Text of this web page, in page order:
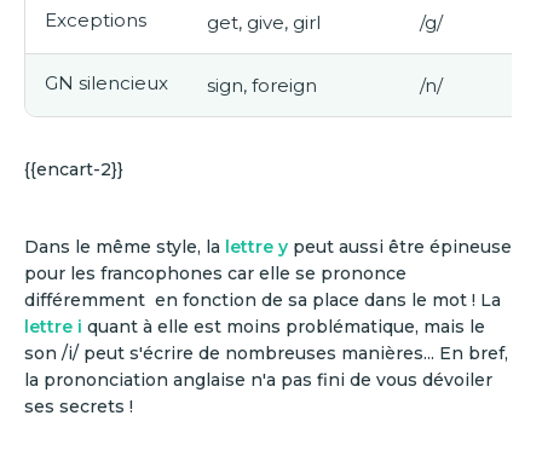
Exceptions get, give, girl /g/
GN silencieux sign, foreign /n/
{{encart-2}}
Dans le même style, la lettre y peut aussi être épineuse
pour les francophones car elle se prononce
différemment en fonction de sa place dans le mot ! La
lettre i quant à elle est moins problématique, mais le
son /i/ peut s'écrire de nombreuses manières... En bref,
la prononciation anglaise n'a pas fini de vous dévoiler
ses secrets !